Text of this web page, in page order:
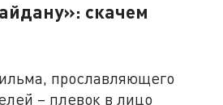
скачем
прославляющего
– плевок в лицо